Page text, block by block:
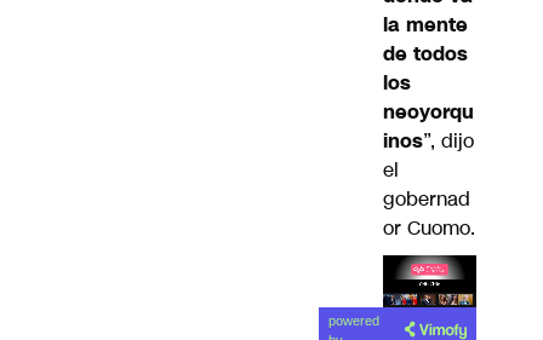
la mente
de todos
los
neoyorqu
inos”, dijo
el
gobernad
or Cuomo.
Lea el
powered